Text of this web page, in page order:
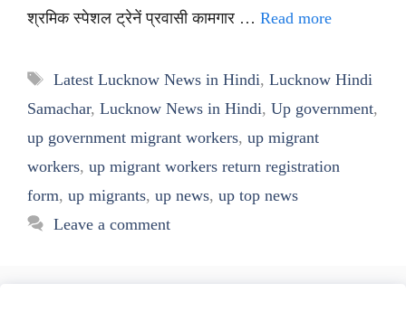
श्रमिक स्पेशल ट्रेनें प्रवासी कामगार … Read more
Tags
Latest Lucknow News in Hindi, Lucknow Hindi
Samachar, Lucknow News in Hindi, Up government,
up government migrant workers, up migrant
workers, up migrant workers return registration
form, up migrants, up news, up top news
Leave a comment